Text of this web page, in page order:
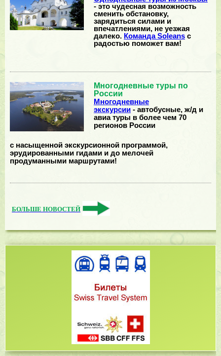
- это чудесная возможность
сменить обстановку,
зарядиться силами и
впечатлениями, не уезжая
далеко. Команда Soleans с
радостью поможет вам!
Многодневные туры по
России
Многодневные
экскурсии - автобусные, ж/д и
авиа туры в более чем 70
регионов России
с насыщенной экскурсионной программой,
эрудированными гидами и до мелочей
продуманными маршрутами!
БОЛЬШЕ НОВОСТЕЙ